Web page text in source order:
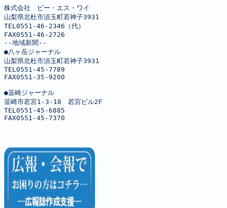
株式会社　ピー・エス・ワイ
山梨県北杜市須玉町若神子3931
TEL0551-46-2346（代）
FAX0551-46-2726
--地域新聞--
●八ヶ岳ジャーナル
山梨県北杜市須玉町若神子3931
TEL0551-45-7789
FAX0551-35-9200
●韮崎ジャーナル
韮崎市若宮1-3-18　若宮ビル2F
TEL0551-45-6885
FAX0551-45-7370